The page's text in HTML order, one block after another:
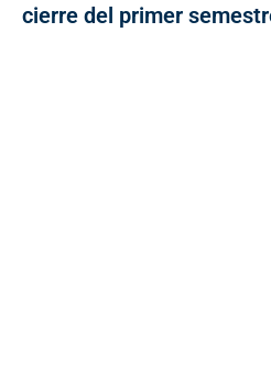
cierre del primer